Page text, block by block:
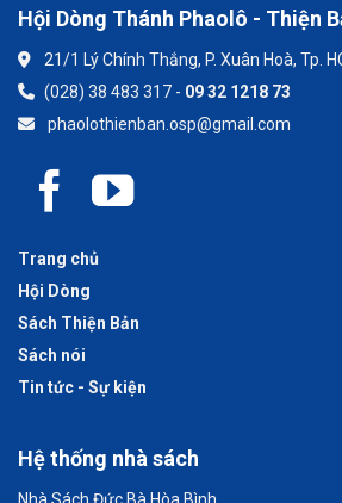
Hội Dòng Thánh Phaolô - Thiện
21/1 Lý Chính Thắng, P. Xuân Hoà, Tp.
(028) 38 483 317 - 09 32 1218 73
phaolothienban.osp@gmail.com
Trang chủ
Hội Dòng
Sách Thiện Bản
Sách nói
Tin tức - Sự kiện
Hệ thống nhà sách
Nhà Sách Đức Bà Hòa Bình